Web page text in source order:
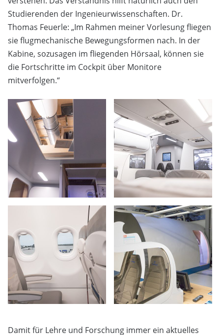
Studierenden der Ingenieurwissenschaften. Dr.
Thomas Feuerle: „Im Rahmen meiner Vorlesung fliegen
sie flugmechanische Bewegungsformen nach. In der
Kabine, sozusagen im fliegenden Hörsaal, können sie
die Fortschritte im Cockpit über Monitore
mitverfolgen.“
Damit für Lehre und Forschung immer ein aktuelles